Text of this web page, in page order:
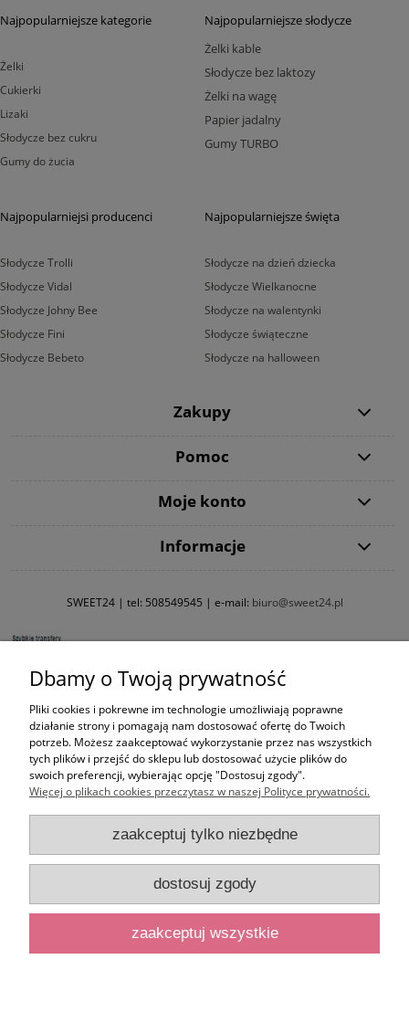
Najpopularniejsze kategorie
Żelki
Cukierki
Lizaki
Słodycze bez cukru
Gumy do żucia
Najpopularniejsze słodycze
Żelki kable
Słodycze bez laktozy
Żelki na wagę
Papier jadalny
Gumy TURBO
Najpopularniejsi producenci
Słodycze Trolli
Słodycze Vidal
Słodycze Johny Bee
Słodycze Fini
Słodycze Bebeto
Najpopularniejsze święta
Słodycze na dzień dziecka
Słodycze Wielkanocne
Słodycze na walentynki
Słodycze świąteczne
Słodycze na halloween
Zakupy
Pomoc
Moje konto
Informacje
SWEET24 | tel: 508549545 | e-mail: biuro@sweet24.pl
Dbamy o Twoją prywatność
Pliki cookies i pokrewne im technologie umożliwiają poprawne
działanie strony i pomagają nam dostosować ofertę do Twoich
potrzeb. Możesz zaakceptować wykorzystanie przez nas wszystkich
tych plików i przejść do sklepu lub dostosować użycie plików do
swoich preferencji, wybierając opcję "Dostosuj zgody".
Więcej o plikach cookies przeczytasz w naszej Polityce prywatności.
zaakceptuj tylko niezbędne
dostosuj zgody
zaakceptuj wszystkie